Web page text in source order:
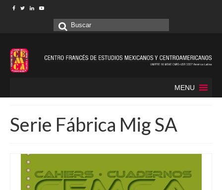
Buscar
MENU
Serie Fábrica Mig SA